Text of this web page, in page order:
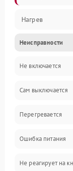
Нагрев
Неисправности
Не включается
Сам выключается
Перегревается
Ошибка питания
Не реагирует на